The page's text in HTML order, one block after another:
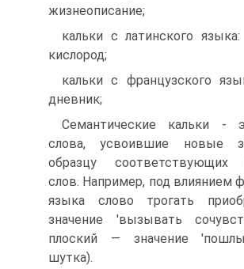
жизнеописание;
кальки с латинского
кислород;
кальки с французского
дневник;
Семантические кальки -
слова, усвоившие но­вые
образцу соответствующих
слов. Например, под влиянием
языка слово трогать
значение 'вызывать
плоский — значение
шутка).